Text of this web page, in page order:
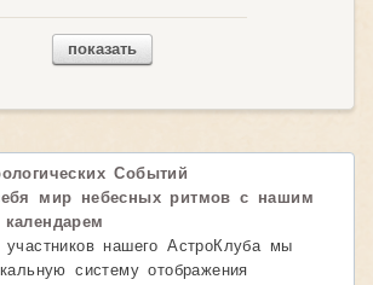
показать
Событий
мир небесных ритмов с нашим
нашего АстроКлуба мы
систему отображения